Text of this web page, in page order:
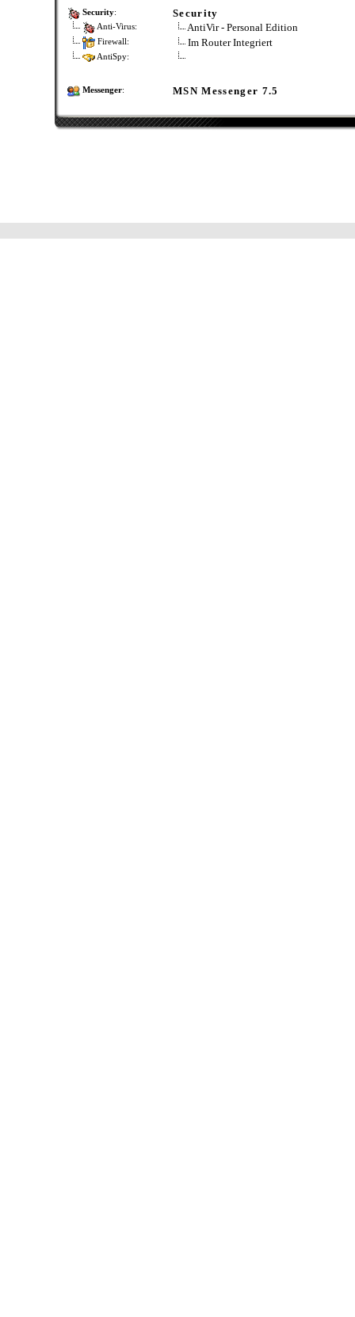
Security: Security
Anti-Virus: AntiVir - Personal Edition
Firewall: Im Router Integriert
AntiSpy:
Messenger: MSN Messenger 7.5